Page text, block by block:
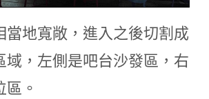
當地寬敞，進入之後切割成
域，左側是吧台沙發區，右
。